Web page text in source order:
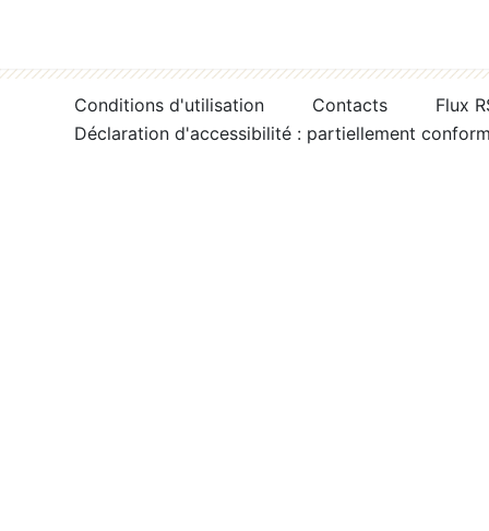
Conditions d'utilisation Contacts
Flux
Déclaration d'accessibilité : partiellement